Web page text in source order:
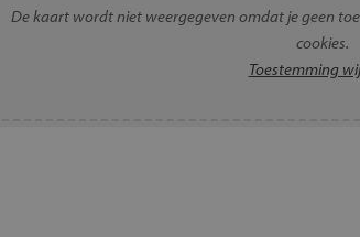
De kaart wordt niet weergegeven omdat je geen
cookies.
Toestemming